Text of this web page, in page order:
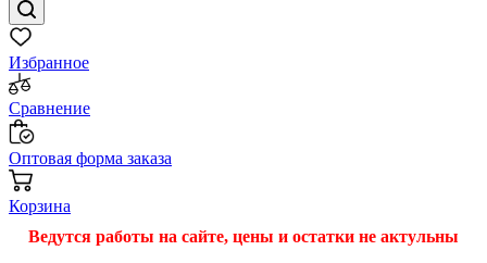
Избранное
Сравнение
Оптовая форма заказа
Корзина
Ведутся работы на сайте, цены и остатки не актульны